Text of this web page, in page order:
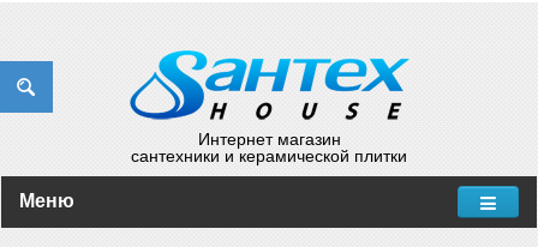
Интернет магазин
сантехники и керамической плитки
Меню